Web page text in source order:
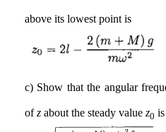
above its lowest point is
c) Show that the angular
ofz about the steady value z0 is